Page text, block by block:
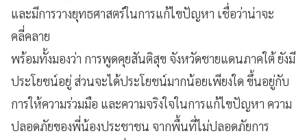
และมีการวางยุทธศาสตร์ในการแก้ไขปัญหา เชื่อว่าน่าจะ
คลี่คลาย
พร้อมทั้งมองว่า การพูดคุยสันติสุข จังหวัดชายแดนภาคใต้ ยังมี
ประโยชน์อยู่ ส่วนจะได้ประโยชน์มากน้อยเพียงใด ขึ้นอยู่กับ
การให้ความร่วมมือ และความจริงใจในการแก้ไขปัญหา ความ
ปลอดภัยของพี่น้องประชาชน จากพื้นที่ไม่ปลอดภัยการ